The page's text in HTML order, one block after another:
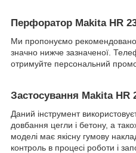
Перфоратор Makita HR
Ми пропонуємо рекомендовано
значно нижче зазначеної.
отримуйте персональний
Застосування Makita HR
Даний інструмент
довбання цегли і бетону, а
моделі має якісну гумову
контроль в процесі роботи і